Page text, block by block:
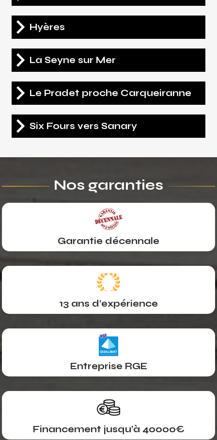
Hyères
La Seyne sur Mer
Le Pradet proche Carqueiranne
Six Fours vers Sanary
Nos garanties
Garantie décennale
13 ans d’expérience
Entreprise RGE
Financement jusqu’à 40000€